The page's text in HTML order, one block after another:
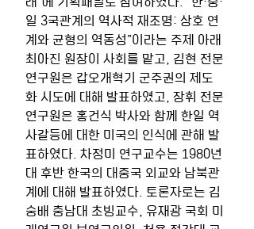
일 3국관계의 역사적 재조명: 상호 연
계와 균형의 역동성”이라는 주제 아래
최아진 원장이 사회를 맡고, 김현 전문
연구원은 갑오개혁기 군주권의 제도
화 시도에 대해 발표하였고, 장휘 전문
연구원은 홍건식 박사와 함께 한일 역
사갈등에 대한 미국의 인식에 관해 발
표하였다. 차정미 연구교수는 1980년
대 후반 한국의 대중국 외교와 남북관
계에 대해 발표하였다. 토론자로는 김
숭배 충남대 초빙교수, 유재광 국회 미